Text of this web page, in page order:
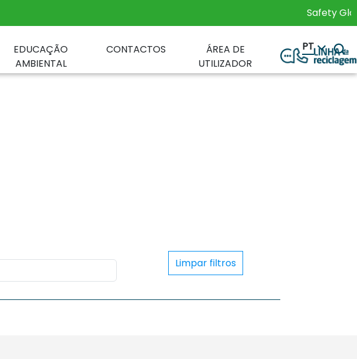
Safety Global
EDUCAÇÃO
AMBIENTAL
CONTACTOS
ÁREA DE
UTILIZADOR
PT
Limpar filtros